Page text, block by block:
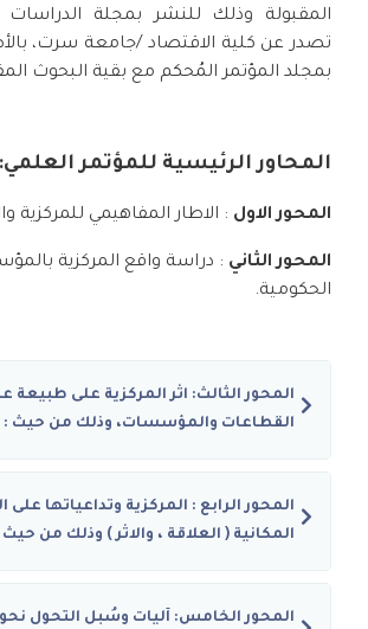
المقبولة وذلك للنشر بمجلة الدراسات
تصدر عن كلية الاقتصاد /جامعة سرت،
بمجلد المؤتمر المُحكم مع بقية البحوث
المحاور الرئيسية للمؤتمر العلمي:
المحور الاول : الاطار المفاهيمي للمركزية
المحور الثاني : دراسة واقع المركزية
الحكومية.
المحور الثالث: اثر المركزية على
القطاعات والمؤسسات، وذلك من حيث :
المحور الرابع : المركزية وتداعياتها على
المكانية ( العلاقة ، والاثر ) وذلك من حيث
المحور الخامس: آليات وسُبل التحول نحو